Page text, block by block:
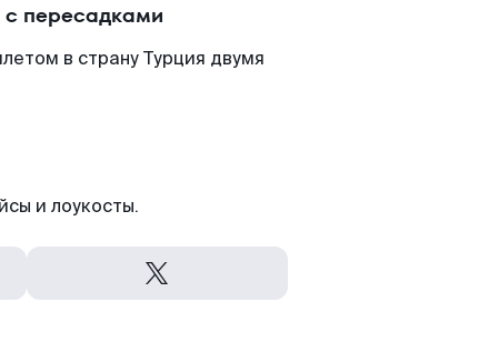
пересадками
в страну Турция двумя
и лоукосты.